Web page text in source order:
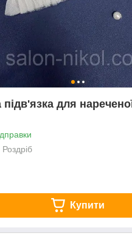
підв'язка для
Роздріб
Купити